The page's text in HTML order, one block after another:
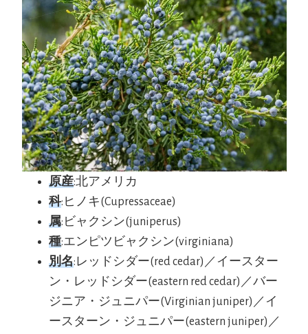
原産:北アメリカ
科:ヒノキ(Cupressaceae)
属:ビャクシン(juniperus)
種:エンピツビャクシン(virginiana)
別名:レッドシダー(red cedar)／イースター
ン・レッドシダー(eastern red cedar)／バー
ジニア・ジュニパー(Virginian juniper)／イ
ースターン・ジュニパー(eastern juniper)／